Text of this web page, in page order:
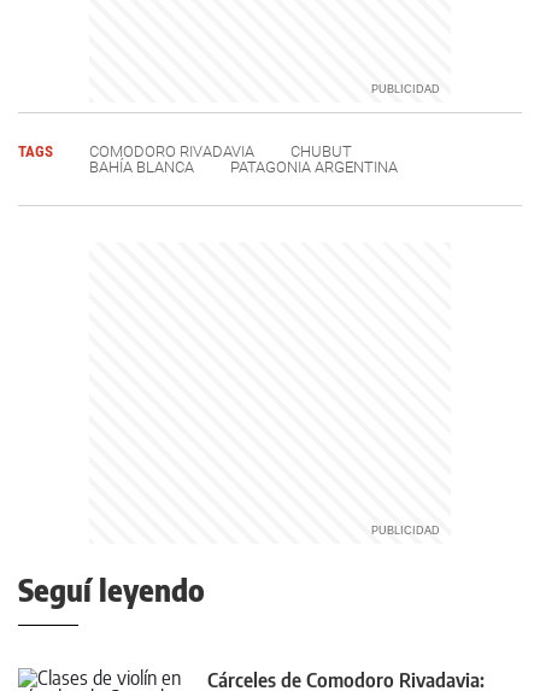
TAGS COMODORO RIVADAVIA
CHUBUT
BAHÍA BLANCA
PATAGONIA ARGENTINA
Seguí leyendo
Cárceles de Comodoro Rivadavia: